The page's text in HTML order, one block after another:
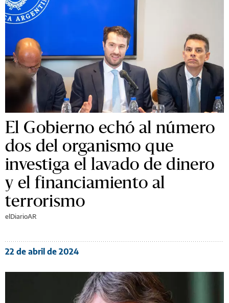
El Gobierno echó al número
dos del organismo que
investiga el lavado de dinero
y el financiamiento al
terrorismo
elDiarioAR
22 de abril de 2024